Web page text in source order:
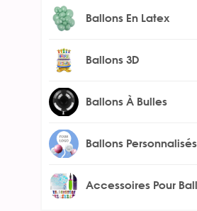
Ballons En Latex
Ballons 3D
Ballons À Bulles
Ballons Personnalisés
Accessoires Pour